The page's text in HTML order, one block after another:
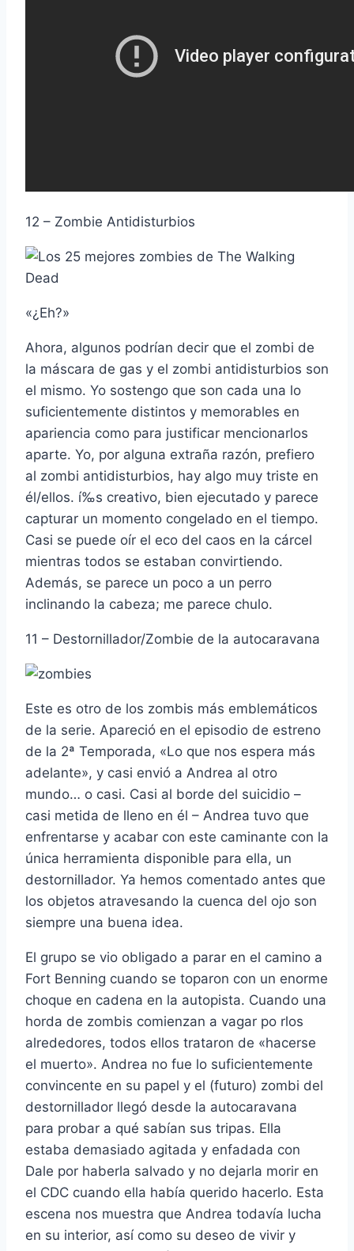
12 – Zombie Antidisturbios
«¿Eh?»
Ahora, algunos podrí­an decir que el zombi de
la máscara de gas y el zombi antidisturbios son
el mismo. Yo sostengo que son cada una lo
suficientemente distintos y memorables en
apariencia como para justificar mencionarlos
aparte. Yo, por alguna extraña razón, prefiero
al zombi antidisturbios, hay algo muy triste en
él/ellos. í‰s creativo, bien ejecutado y parece
capturar un momento congelado en el tiempo.
Casi se puede oí­r el eco del caos en la cárcel
mientras todos se estaban convirtiendo.
Además, se parece un poco a un perro
inclinando la cabeza; me parece chulo.
11 – Destornillador/Zombie de la autocaravana
Este es otro de los zombis más emblemáticos
de la serie. Apareció en el episodio de estreno
de la 2ª Temporada, «Lo que nos espera más
adelante», y casi envió a Andrea al otro
mundo… o casi. Casi al borde del suicidio –
casi metida de lleno en él – Andrea tuvo que
enfrentarse y acabar con este caminante con la
única herramienta disponible para ella, un
destornillador. Ya hemos comentado antes que
los objetos atravesando la cuenca del ojo son
siempre una buena idea.
El grupo se vio obligado a parar en el camino a
Fort Benning cuando se toparon con un enorme
choque en cadena en la autopista. Cuando una
horda de zombis comienzan a vagar po rlos
alrededores, todos ellos trataron de «hacerse
el muerto». Andrea no fue lo suficientemente
convincente en su papel y el (futuro) zombi del
destornillador llegó desde la autocaravana
para probar a qué sabí­an sus tripas. Ella
estaba demasiado agitada y enfadada con
Dale por haberla salvado y no dejarla morir en
el CDC cuando ella habí­a querido hacerlo. Esta
escena nos muestra que Andrea todaví­a lucha
en su interior, así­ como su deseo de vivir y